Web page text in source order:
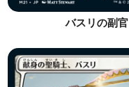
バスリの副官